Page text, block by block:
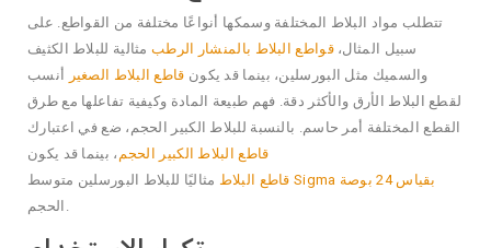
تتطلب مواد البلاط المختلفة وسمكها أنواعًا مختلفة من القواطع. على
سبيل المثال،قواطع البلاط بالمنشار الرطب مثالية للبلاط الكثيف
والسميك مثل البورسلين، بينما قد يكون قاطع البلاط الصغير
أنسب
لقطع البلاط الأرق والأكثر دقة. فهم طبيعة المادة وكيفية تفاعلها مع طرق
القطع المختلفة أمر حاسم. بالنسبة للبلاط الكبير الحجم، ضع في اعتبارك
قاطع البلاط الكبير الحجم ، بينما قد يكون
قاطع البلاط Sigma بقياس 24 بوصة
مثاليًا للبلاط البورسلين متوسط